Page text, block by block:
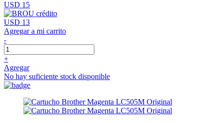
USD 15
USD 13
Agregar a mi carrito
-
+
Agregar
No hay suficiente stock disponible